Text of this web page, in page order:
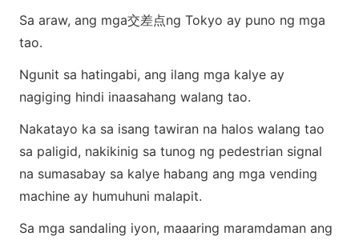
Sa araw, ang mga交差点ng Tokyo ay puno ng mga
tao.
Ngunit sa hatingabi, ang ilang mga kalye ay
nagiging hindi inaasahang walang tao.
Nakatayo ka sa isang tawiran na halos walang tao
sa paligid, nakikinig sa tunog ng pedestrian signal
na sumasabay sa kalye habang ang mga vending
machine ay humuhuni malapit.
Sa mga sandaling iyon, maaaring maramdaman ang